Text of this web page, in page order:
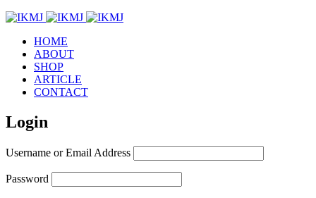
HOME
ABOUT
SHOP
ARTICLE
CONTACT
Login
Username or Email Address
Password